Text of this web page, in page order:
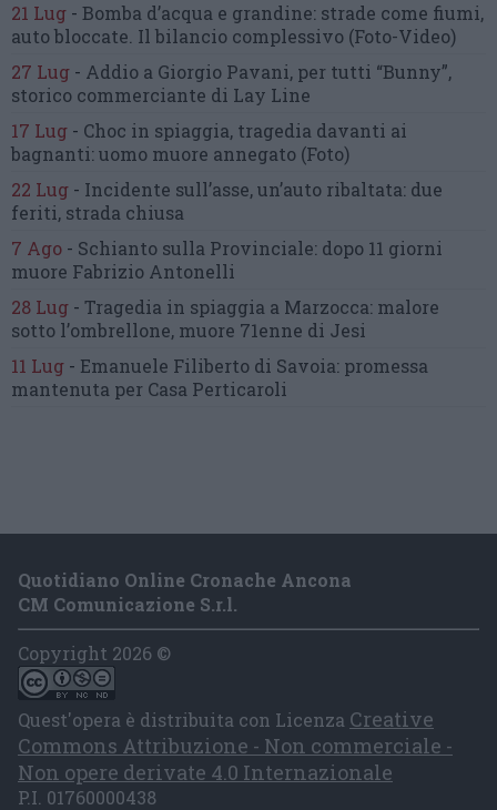
21 Lug - Bomba d’acqua e grandine: strade come fiumi,
auto bloccate. Il bilancio complessivo (Foto-Video)
27 Lug - Addio a Giorgio Pavani, per tutti “Bunny”,
storico commerciante di Lay Line
17 Lug - Choc in spiaggia, tragedia davanti ai
bagnanti:uomo muore annegato (Foto)
22 Lug - Incidente sull’asse, un’auto ribaltata: due
feriti, strada chiusa
7 Ago - Schianto sulla Provinciale: dopo 11 giorni
muore Fabrizio Antonelli
28 Lug - Tragedia in spiaggia a Marzocca: malore
sotto l’ombrellone, muore 71enne di Jesi
11 Lug - Emanuele Filiberto di Savoia: promessa
mantenuta per Casa Perticaroli
Quotidiano Online Cronache Ancona
CM Comunicazione S.r.l.
Copyright 2026 ©
Quest'opera è distribuita con Licenza Creative
Commons Attribuzione - Non commerciale -
Non opere derivate 4.0 Internazionale
P.I. 01760000438